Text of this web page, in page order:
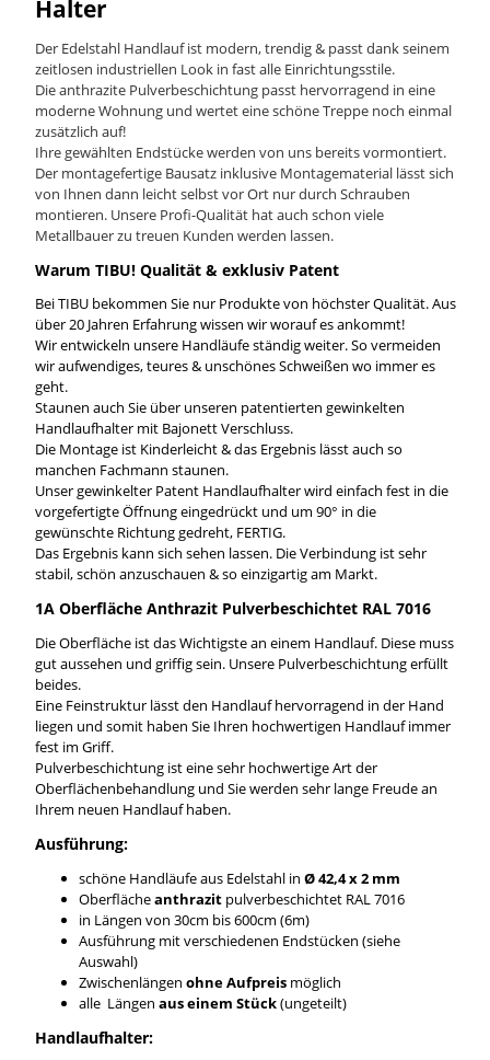
Halter
Der Edelstahl Handlauf ist modern, trendig & passt dank seinem
zeitlosen industriellen Look in fast alle Einrichtungsstile.
Die anthrazite Pulverbeschichtung passt hervorragend in eine
moderne Wohnung und wertet eine schöne Treppe noch einmal
zusätzlich auf!
Ihre gewählten Endstücke werden von uns bereits vormontiert.
Der montagefertige Bausatz inklusive Montagematerial lässt sich
von Ihnen dann leicht selbst vor Ort nur durch Schrauben
montieren. Unsere Profi-Qualität hat auch schon viele
Metallbauer zu treuen Kunden werden lassen.
Warum TIBU! Qualität & exklusiv Patent
Bei TIBU bekommen Sie nur Produkte von höchster Qualität. Aus
über 20 Jahren Erfahrung wissen wir worauf es ankommt!
Wir entwickeln unsere Handläufe ständig weiter. So vermeiden
wir aufwendiges, teures & unschönes Schweißen wo immer es
geht.
Staunen auch Sie über unseren patentierten gewinkelten
Handlaufhalter mit Bajonett Verschluss.
Die Montage ist Kinderleicht & das Ergebnis lässt auch so
manchen Fachmann staunen.
Unser gewinkelter Patent Handlaufhalter wird einfach fest in die
vorgefertigte Öffnung eingedrückt und um 90° in die
gewünschte Richtung gedreht, FERTIG.
Das Ergebnis kann sich sehen lassen. Die Verbindung ist sehr
stabil, schön anzuschauen & so einzigartig am Markt.
1A Oberfläche Anthrazit Pulverbeschichtet RAL 7016
Die Oberfläche ist das Wichtigste an einem Handlauf. Diese muss
gut aussehen und griffig sein. Unsere Pulverbeschichtung erfüllt
beides.
Eine Feinstruktur lässt den Handlauf hervorragend in der Hand
liegen und somit haben Sie Ihren hochwertigen Handlauf immer
fest im Griff.
Pulverbeschichtung ist eine sehr hochwertige Art der
Oberflächenbehandlung und Sie werden sehr lange Freude an
Ihrem neuen Handlauf haben.
Ausführung:
schöne Handläufe aus Edelstahl in Ø 42,4 x 2 mm
Oberflächeanthrazit pulverbeschichtet RAL 7016
in Längen von 30cm bis 600cm (6m)
Ausführung mit verschiedenen Endstücken (siehe
Auswahl)
Zwischenlängen ohne Aufpreis möglich
alle Längen aus einem Stück(ungeteilt)
Handlaufhalter: